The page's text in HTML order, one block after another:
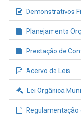
Demonstrativos
Planejamento
Prestação de
Acervo de Leis
Lei Orgânica
Regulamentação